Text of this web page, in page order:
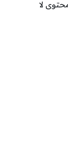
لا